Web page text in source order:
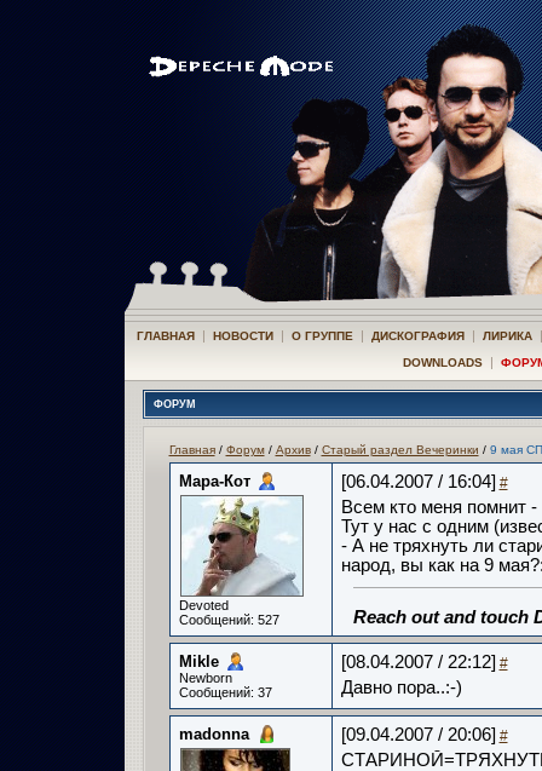
ГЛАВНАЯ | НОВОСТИ | О ГРУППЕ | ДИСКОГРАФИЯ | ЛИРИКА
DOWNLOADS |
ФОРУМ
Главная/ Форум/ Архив/ Старый раздел Вечеринки / 9 мая
Мара-Кот
Devoted
Сообщений: 527
[06.04.2007 / 16:04] #
Всем кто меня помнит -
Тут у нас с одним
- А не тряхнуть ли
народ, вы как на 9
Reach out and touch
Mikle­
Newborn
Сообщений: 37
[08.04.2007 / 22:12] #
Давно пора..:-)
madonna [09.04.2007 / 20:06] #